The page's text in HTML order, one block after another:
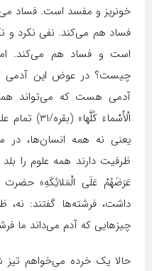
خونریز و مفسد است. فساد
فساد هم می‌کند. نفی نکرد و
است و فساد هم می‌کند.
چیست؟ در عوض این آدمی
آدمی هست که می‌تواند همه
الْأَسْماءَ
یعنی نه همه انسان‌ها، در
ظرفیت دارند همه علوم را بلد
عَرَضَهُمْ عَلَى الْمَلائِکَهِ»
داشت، فرشته‌ها گفتند:
چیزهایی که آدم می‌داند ما
حالا یک خرده می‌خواهم تیز